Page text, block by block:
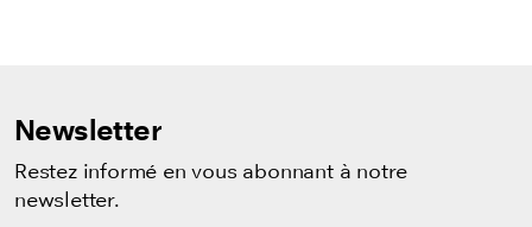
Newsletter
Restez informé en vous abonnant à notre
newsletter.